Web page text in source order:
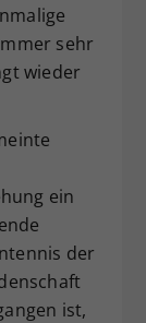
sehr
wieder
ein
der
ist,